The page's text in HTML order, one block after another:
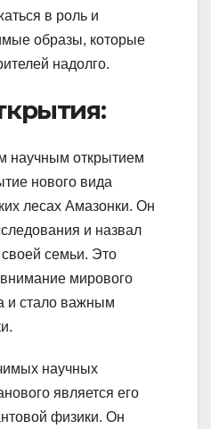
в роль и
образы, которые
надолго.
научным открытием
нового вида
лесах Амазонки. Он
и назвал
своей семьи. Это
мирового
и стало важным
научных
является его
физики. Он